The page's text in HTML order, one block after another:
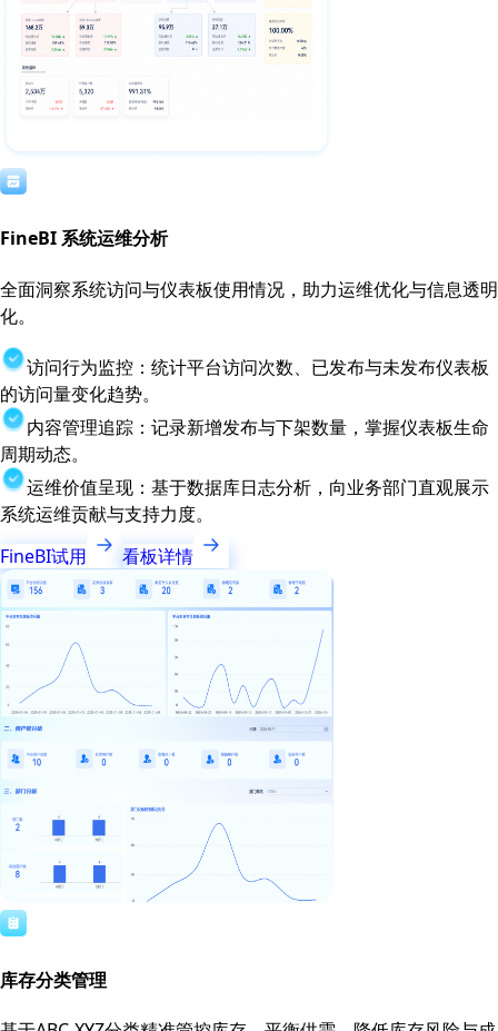
FineBI 系统运维分析
全面洞察系统访问与仪表板使用情况，助力运维优化与信息透明
化。
访问行为监控：统计平台访问次数、已发布与未发布仪表板
的访问量变化趋势。
内容管理追踪：记录新增发布与下架数量，掌握仪表板生命
周期动态。
运维价值呈现：基于数据库日志分析，向业务部门直观展示
系统运维贡献与支持力度。
FineBI试用
看板详情
库存分类管理